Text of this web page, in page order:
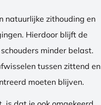
natuurlijke zithouding en
Hierdoor blijft de
minder belast.
tussen zittend en
moeten blijven.